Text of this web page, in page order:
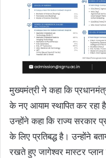
मुख्यमंत्री ने कहा कि
के नए आयाम स्थापित कर रहा
उन्होंने कहा कि राज्य सरकार
के लिए प्रतिबद्ध है। उन्होंने
रखते हुए जागेश्वर मास्टर